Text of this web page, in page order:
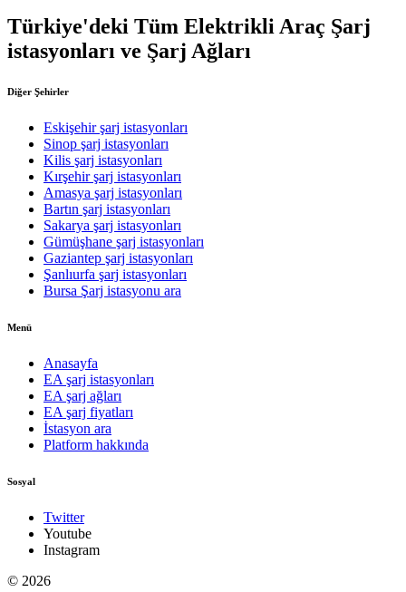
Türkiye'deki Tüm Elektrikli Araç Şarj
istasyonları ve Şarj Ağları
Diğer Şehirler
Eskişehir şarj istasyonları
Sinop şarj istasyonları
Kilis şarj istasyonları
Kırşehir şarj istasyonları
Amasya şarj istasyonları
Bartın şarj istasyonları
Sakarya şarj istasyonları
Gümüşhane şarj istasyonları
Gaziantep şarj istasyonları
Şanlıurfa şarj istasyonları
Bursa Şarj istasyonu ara
Menü
Anasayfa
EA şarj istasyonları
EA şarj ağları
EA şarj fiyatları
İstasyon ara
Platform hakkında
Sosyal
Twitter
Youtube
Instagram
© 2026